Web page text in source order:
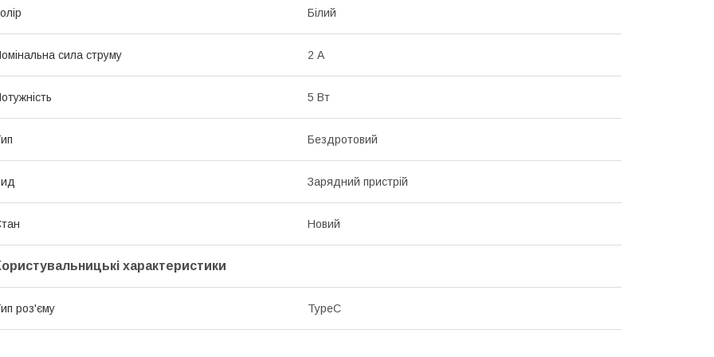
Білий
сила струму 2 А
5 Вт
Бездротовий
Зарядний пристрій
Новий
характеристики
роз'єму TypeC